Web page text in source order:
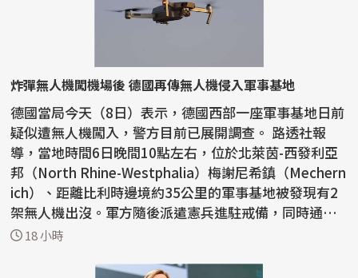
炸彈無人機闖機場後 德國再傳無人機侵入軍事基地
德國當局今天（8日）表示，德國西部一座軍事基地日前
疑似遭無人機闖入，警方目前已展開調查。 路透社報
導，當地時間6日晚間10點左右，位於北萊茵-西發利亞
邦（North Rhine-Westphalia）梅謝尼希鎮（Mechern
ich）、距離比利時邊境約35公里的軍事基地被發現有2
架無人機出沒。軍方隨後派遣憲兵進駐戒備，同時通知
警方...
18 小時